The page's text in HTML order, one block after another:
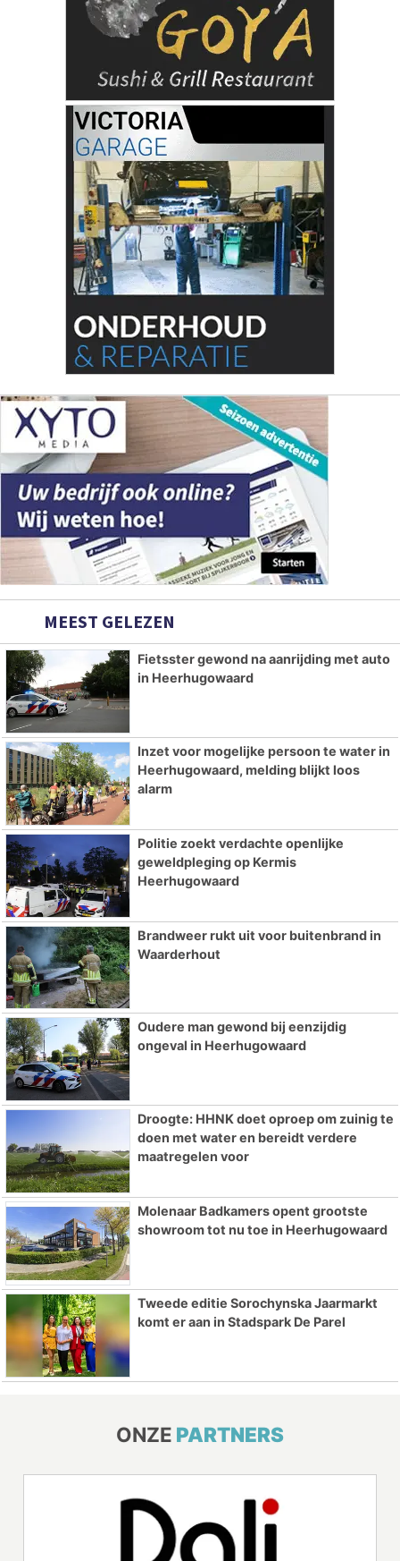
MEEST GELEZEN
Fietsster gewond na aanrijding met auto
in Heerhugowaard
Inzet voor mogelijke persoon te water in
Heerhugowaard, melding blijkt loos
alarm
Politie zoekt verdachte openlijke
geweldpleging op Kermis
Heerhugowaard
Brandweer rukt uit voor buitenbrand in
Waarderhout
Oudere man gewond bij eenzijdig
ongeval in Heerhugowaard
Droogte: HHNK doet oproep om zuinig te
doen met water en bereidt verdere
maatregelen voor
Molenaar Badkamers opent grootste
showroom tot nu toe in Heerhugowaard
Tweede editie Sorochynska Jaarmarkt
komt er aan in Stadspark De Parel
ONZE PARTNERS